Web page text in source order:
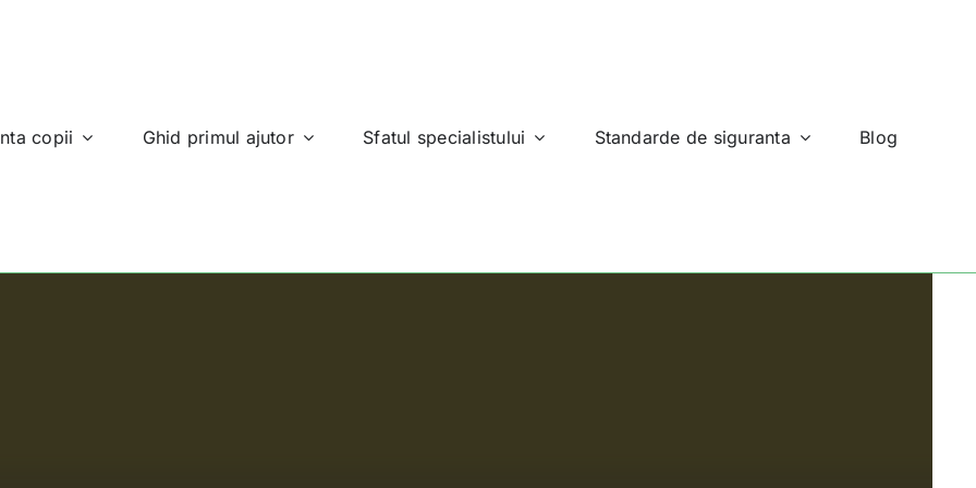
copii Ghid primul ajutor Sfatul specialistului Standarde de siguranta Blog